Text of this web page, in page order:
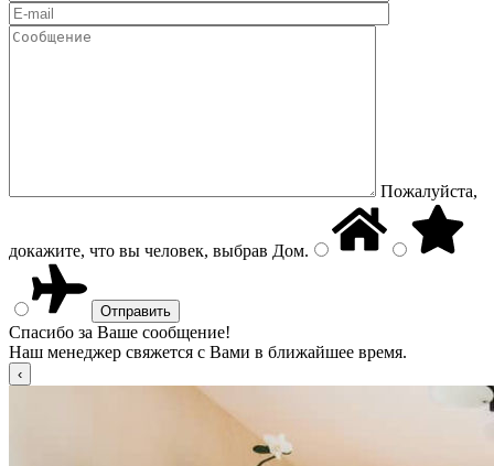
Пожалуйста,
докажите, что вы человек, выбрав Дом.
Спасибо за Ваше сообщение!
Наш менеджер свяжется с Вами в ближайшее время.